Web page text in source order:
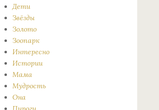
Дети
Звёзды
Золото
Зоопарк
Интересно
Истории
Мама
Мудрость
Она